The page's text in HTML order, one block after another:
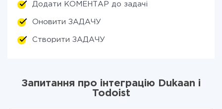
Додати КОМЕНТАР до задачі
Оновити ЗАДАЧУ
Створити ЗАДАЧУ
Запитання про інтеграцію Dukaan і
Todoist